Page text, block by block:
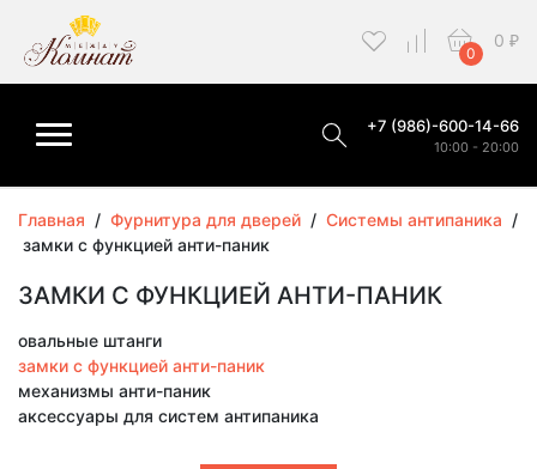
0
0 ₽
+7 (986)-600-14-66
10:00 - 20:00
Главная / Фурнитура для дверей / Системы антипаника /
замки с функцией анти-паник
ЗАМКИ С ФУНКЦИЕЙ АНТИ-ПАНИК
овальные штанги
замки с функцией анти-паник
механизмы анти-паник
аксессуары для систем антипаника